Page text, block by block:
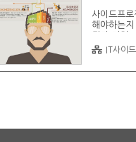
사이드프
해야하는
프로젝트
기획자분
IT사이